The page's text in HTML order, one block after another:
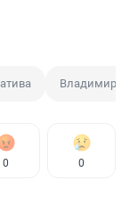
Владимир
0 0